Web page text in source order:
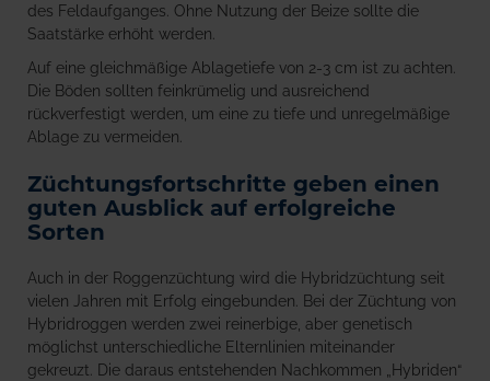
des Feldaufganges. Ohne Nutzung der Beize sollte die
Saatstärke erhöht werden.
Auf eine gleichmäßige Ablagetiefe von 2-3 cm ist zu achten.
Die Böden sollten feinkrümelig und ausreichend
rückverfestigt werden, um eine zu tiefe und unregelmäßige
Ablage zu vermeiden.
Züchtungsfortschritte geben einen
guten Ausblick auf erfolgreiche
Sorten
Auch in der Roggenzüchtung wird die Hybridzüchtung seit
vielen Jahren mit Erfolg eingebunden. Bei der Züchtung von
Hybridroggen werden zwei reinerbige, aber genetisch
möglichst unterschiedliche Elternlinien miteinander
gekreuzt. Die daraus entstehenden Nachkommen „Hybriden“